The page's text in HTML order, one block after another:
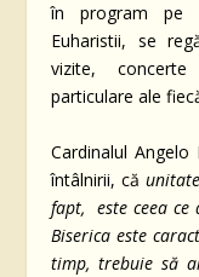
în program pe
Euharistii, se
vizite,
particulare ale
Cardinalul
întâlnirii, că
fapt, este ceea ce
Biserica este
timp, trebuie să